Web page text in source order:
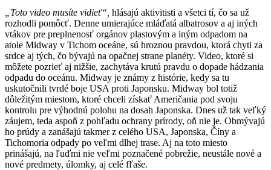
„Toto video musíte vidieť“, hlásajú aktivitisti a všetci tí, čo sa už
rozhodli pomôcť. Denne umierajúce mláďatá albatrosov a aj iných
vtákov pre preplnenosť orgánov plastovým a iným odpadom na
atole Midway v Tichom oceáne, sú hroznou pravdou, ktorá chyti za
srdce aj tých, čo bývajú na opačnej strane planéty. Video, ktoré si
môžete pozrieť aj nižšie, zachytáva krutú pravdu o dopade hádzania
odpadu do oceánu. Midway je známy z histórie, kedy sa tu
uskutočnili tvrdé boje USA proti Japonsku. Midway bol totiž
dôležitým miestom, ktoré chceli získať Američania pod svoju
kontrolu pre výhodnú polohu na dosah Japonska. Dnes už tak veľký
záujem, teda aspoň z pohľadu ochrany prírody, oň nie je. Obmývajú
ho prúdy a zanášajú takmer z celého USA, Japonska, Číny a
Tichomoria odpady po veľmi dlhej trase. Aj na toto miesto
prinášajú, na ľuďmi nie veľmi poznačené pobrežie, neustále nové a
nové predmety, úlomky, aj celé fľaše.